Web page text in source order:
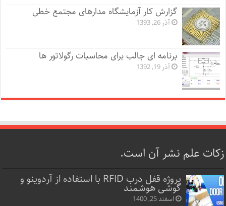
گزارش کار آزمایشگاه مدارهای مجتمع خطی
آذر 26, 1393
برنامه ای جالب برای محاسبات رگولاتور ها
آذر 19, 1392
زکات علم نشر آن است.
پروژه قفل‌ درب RFID با استفاده از آردوینو و
گوشی هوشمند
اسفند 25, 1400